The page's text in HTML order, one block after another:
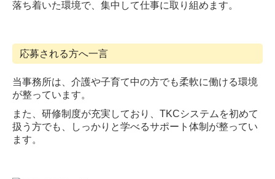
落ち着いた環境で、集中して仕事に取り組めます。
応募される方へ一言
当事務所は、介護や子育て中の方でも柔軟に働ける環境
が整っています。
また、研修制度が充実しており、TKCシステムを初めて
扱う方でも、しっかりと学べるサポート体制が整ってい
ます。